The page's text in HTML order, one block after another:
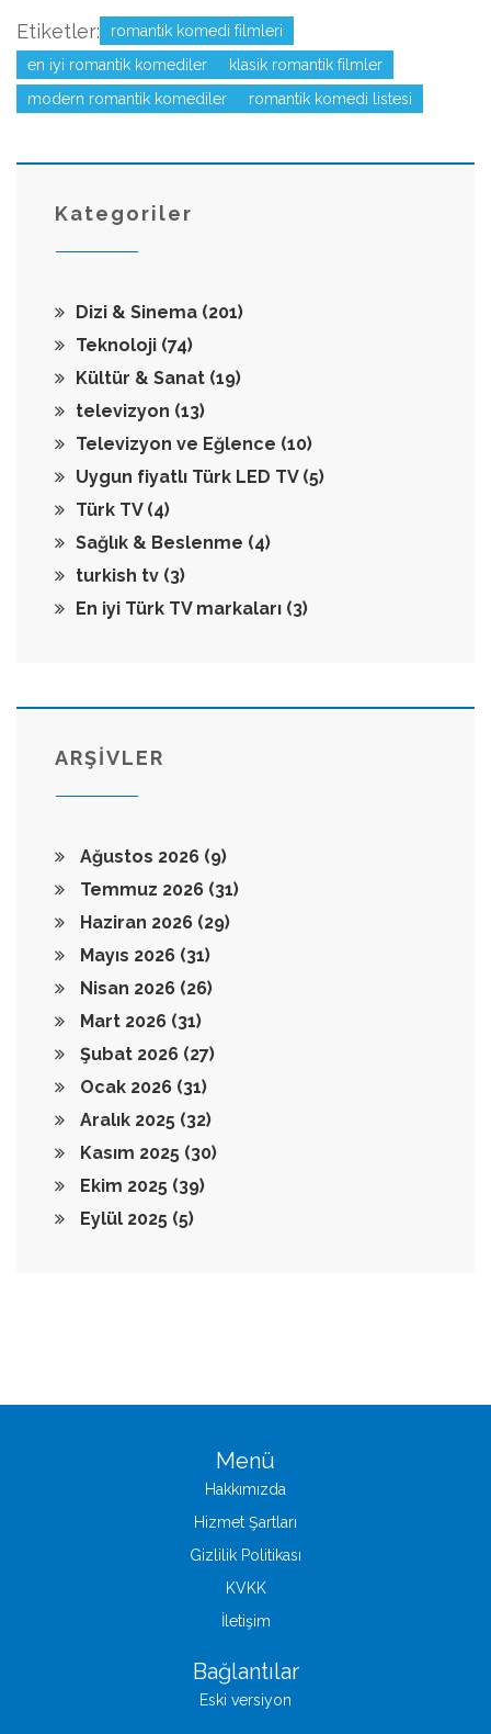
Etiketler:
romantik komedi filmleri
en iyi romantik komediler
klasik romantik filmler
modern romantik komediler
romantik komedi listesi
Kategoriler
Dizi & Sinema (201)
Teknoloji (74)
Kültür & Sanat (19)
televizyon (13)
Televizyon ve Eğlence (10)
Uygun fiyatlı Türk LED TV (5)
Türk TV (4)
Sağlık & Beslenme (4)
turkish tv (3)
En iyi Türk TV markaları (3)
ARŞİVLER
Ağustos 2026 (9)
Temmuz 2026 (31)
Haziran 2026 (29)
Mayıs 2026 (31)
Nisan 2026 (26)
Mart 2026 (31)
Şubat 2026 (27)
Ocak 2026 (31)
Aralık 2025 (32)
Kasım 2025 (30)
Ekim 2025 (39)
Eylül 2025 (5)
Menü
Hakkımızda
Hizmet Şartları
Gizlilik Politikası
KVKK
İletişim
Bağlantılar
Eski versiyon